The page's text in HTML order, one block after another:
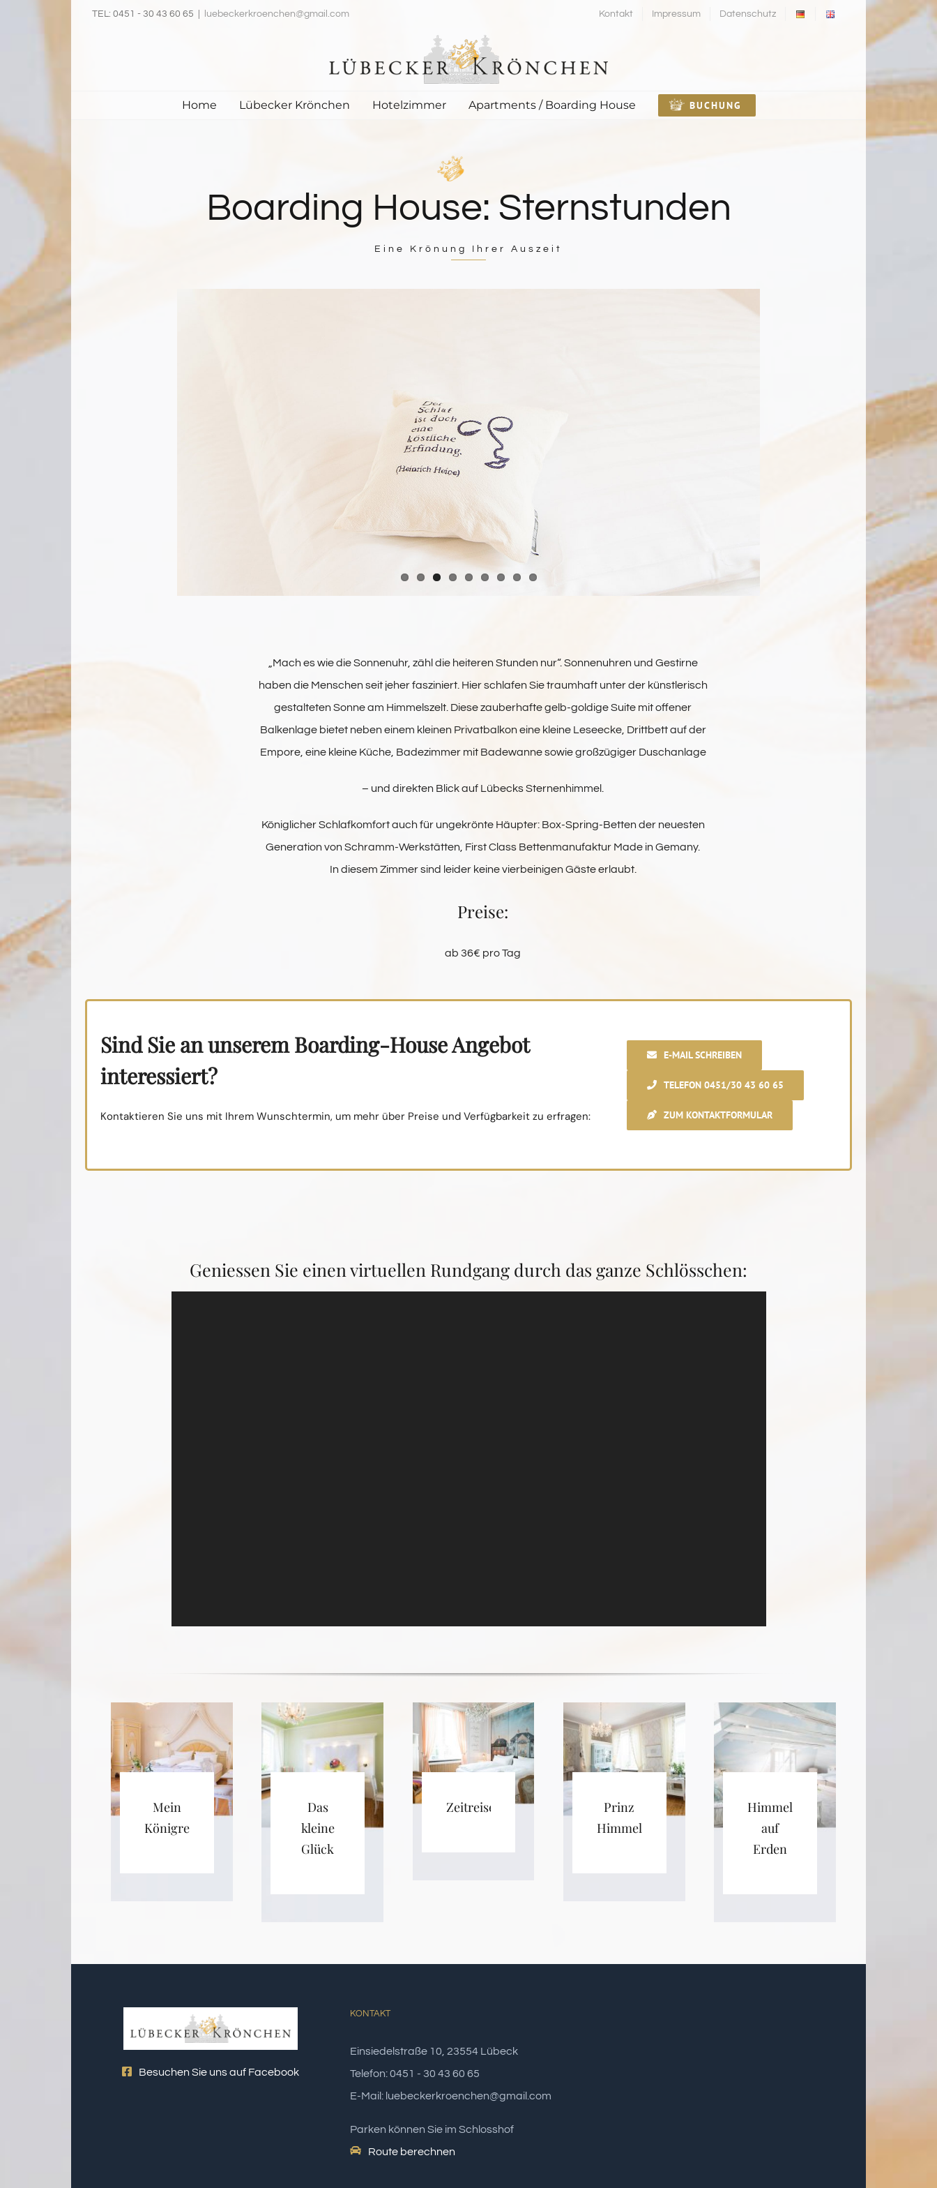
TEL: 0451 - 30 43 60 65 luebeckerkroenchen@gmail.com Kontakt Impressum Datenschutz
Home Lübecker Krönchen Hotelzimmer Apartments / Boarding House BUCHUNG
Boarding House: Sternstunden
Eine Krönung Ihrer Auszeit
„Mach es wie die Sonnenuhr, zähl die heiteren Stunden nur“.Sonnenuhren und Gestirne
haben die Menschen seit jeher fasziniert. Hier schlafen Sie traumhaft unter der künstlerisch
gestalteten Sonne am Himmelszelt. Diese zauberhafte gelb-goldige Suite mit offener
Balkenlage bietet neben einem kleinen Privatbalkon eine kleine Leseecke, Drittbett auf der
Empore, eine kleine Küche, Badezimmer mit Badewanne sowie großzügiger Duschanlage
– und direkten Blick auf Lübecks Sternenhimmel.
Königlicher Schlafkomfort auch für ungekrönte Häupter: Box-Spring-Betten der neuesten
Generation von Schramm-Werkstätten, First Class Bettenmanufaktur Made in Gemany.
In diesem Zimmer sind leider keine vierbeinigen Gäste erlaubt.
Preise:
ab 36€ pro Tag
Sind Sie an unserem Boarding-House Angebot
interessiert?
Kontaktieren Sie uns mit Ihrem Wunschtermin, um mehr über Preise und Verfügbarkeit zu erfragen:
E-MAIL SCHREIBEN
TELEFON 0451/30 43 60 65
ZUM KONTAKTFORMULAR
Geniessen Sie einen virtuellen Rundgang durch das ganze Schlösschen:
Mein
Königreich
Das
kleine
Glück
Zeitreise
Prinz
Himmelblau
Himmel
auf
Erden
Besuchen Sie uns auf Facebook
KONTAKT
Einsiedelstraße 10, 23554 Lübeck
Telefon: 0451 - 30 43 60 65
E-Mail: luebeckerkroenchen@gmail.com
Parken können Sie im Schlosshof
Route berechnen